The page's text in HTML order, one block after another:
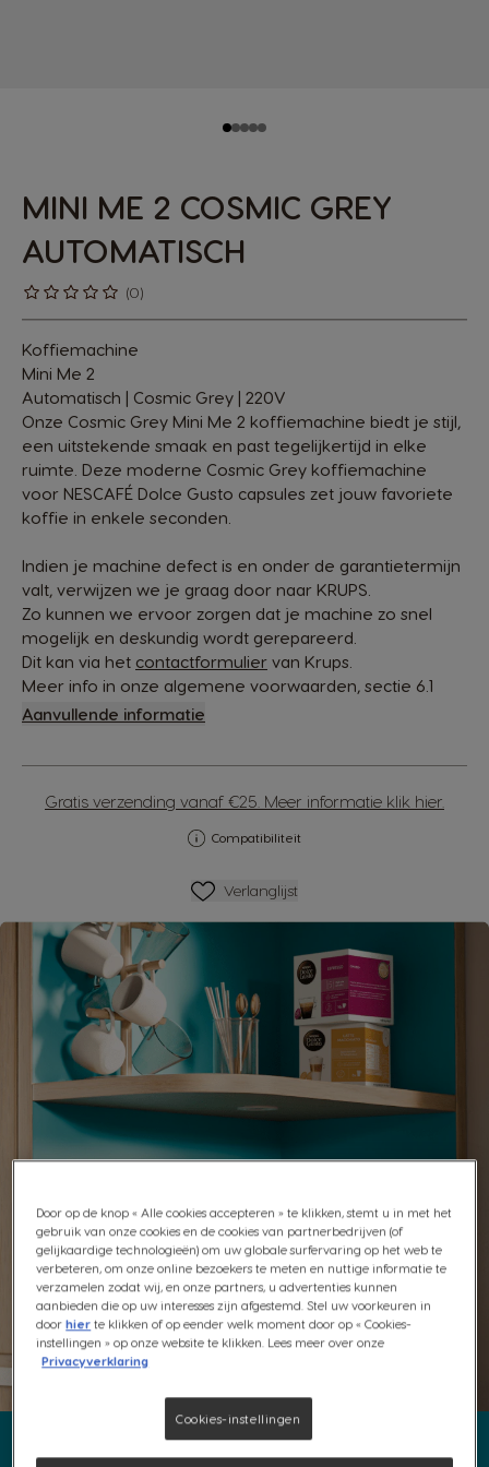
MINI ME 2 COSMIC GREY
AUTOMATISCH
(0)
Koffiemachine
Mini Me 2
Automatisch | Cosmic Grey | 220V
Onze Cosmic Grey Mini Me 2 koffiemachine biedt je stijl,
een uitstekende smaak en past tegelijkertijd in elke
ruimte. Deze moderne Cosmic Grey koffiemachine
voor NESCAFÉ Dolce Gusto capsules zet jouw favoriete
koffie in enkele seconden.
Indien je machine defect is en onder de garantietermijn
valt, verwijzen we je graag door naar KRUPS.
Zo kunnen we ervoor zorgen dat je machine zo snel
mogelijk en deskundig wordt gerepareerd.
Dit kan via het contactformulier van Krups.
Meer info in onze algemene voorwaarden, sectie 6.1
Aanvullende informatie
Compatibiliteit
Gratis verzending vanaf €25. Meer informatie klik hier.
Verlanglijstje
Verlanglijst
Door op de knop « Alle cookies accepteren » te klikken, stemt u in met het
gebruik van onze cookies en de cookies van partnerbedrijven (of
gelijkaardige technologieën) om uw globale surfervaring op het web te
verbeteren, om onze online bezoekers te meten en nuttige informatie te
verzamelen zodat wij, en onze partners, u advertenties kunnen
aanbieden die op uw interesses zijn afgestemd. Stel uw voorkeuren in
doorhier te klikken of op eender welk moment door op « Cookies-
instellingen » op onze website te klikken. Lees meer over onze
Privacyverklaring
Cookies-instellingen